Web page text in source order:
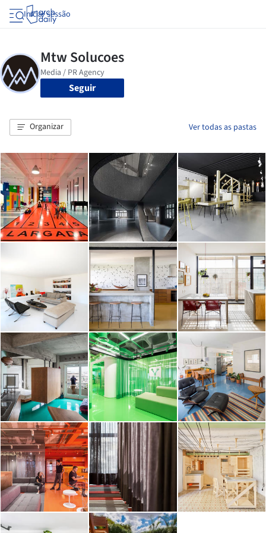
Iniciar sessão
Seguir
Organizar Ver todas as pastas